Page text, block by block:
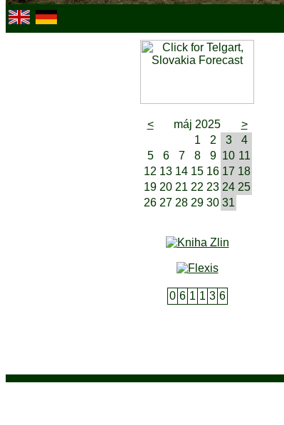
< máj 2025
>
1
2 3
4
5
6 7 8 9 10 11
12 13 14 15 16 17 18
19 20 21 22 23 24 25
26 27 28 29 30 31
0 6 1 1 3 6